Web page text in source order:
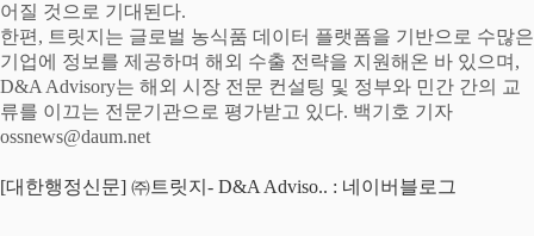
어질 것으로 기대된다.
한편 , 트릿지는 글로벌 농식품 데이터 플랫폼을 기반으로 수많은
기업에 정보를 제공하며 해외 수출 전략을 지원해온 바 있으며 ,
D&A Advisory는 해외 시장 전문 컨설팅 및 정부와 민간 간의 교
류를 이끄는 전문기관으로 평가받고 있다. 백기호 기자
ossnews@daum.net
[대한행정신문] ㈜트릿지- D&A Adviso.. : 네이버블로그